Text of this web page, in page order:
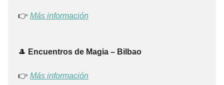
👉 Más información
🎩 Encuentros de Magia – Bilbao
👉 Más información